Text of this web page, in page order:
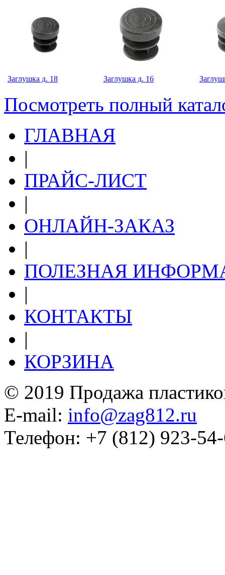
Заглушка д. 18 Заглушка д. 16
Посмотреть полный
ГЛАВНАЯ
|
ПРАЙС-ЛИСТ
|
ОНЛАЙН-ЗАКАЗ
|
ПОЛЕЗНАЯ
|
КОНТАКТЫ
|
КОРЗИНА
© 2019 Продажа
E-mail: info@zag812.ru
Телефон: +7 (812) 923-